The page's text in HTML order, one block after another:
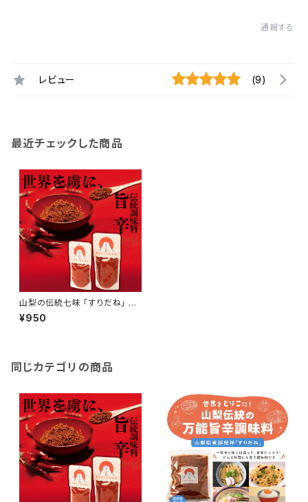
通報する
レビュー (9)
最近チェックした商品
山梨の伝統七味 「すりだね」 ス
タンドパック （大） 80グラム｜ご
飯のお供 お取り寄せ お取り寄
¥950
同じカテゴリの商品